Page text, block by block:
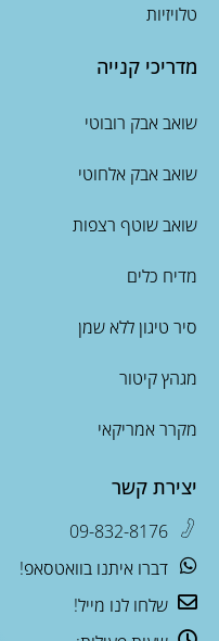
טלויזיות
מדריכי קנייה
שואב אבק רובוטי
שואב אבק אלחוטי
שואב שוטף רצפות
מדיח כלים
סיר טיגון ללא שמן
מגהץ קיטור
מקרר אמריקאי
יצירת קשר
09-832-8176
דברו איתנו בוואטסאפ!
שלחו לנו מייל!